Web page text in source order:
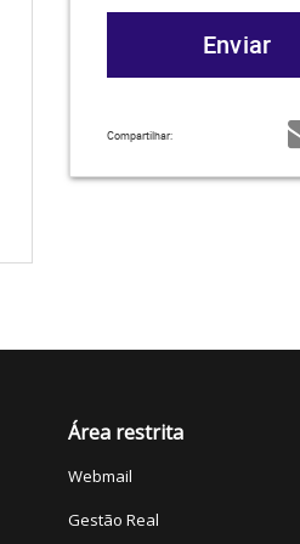
Compartilhar:
Área restrita
Webmail
Gestão Real